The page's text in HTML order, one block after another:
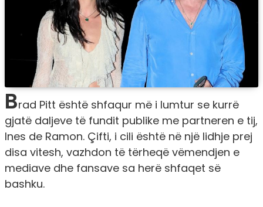
Brad Pitt është shfaqur më i lumtur se kurrë
gjatë daljeve të fundit publike me partneren e tij,
Ines de Ramon. Çifti, i cili është në një lidhje prej
disa vitesh, vazhdon të tërheqë vëmendjen e
mediave dhe fansave sa herë shfaqet së
bashku.